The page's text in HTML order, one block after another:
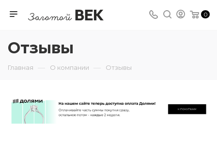
0
Отзывы
Главная — О компании — Отзывы